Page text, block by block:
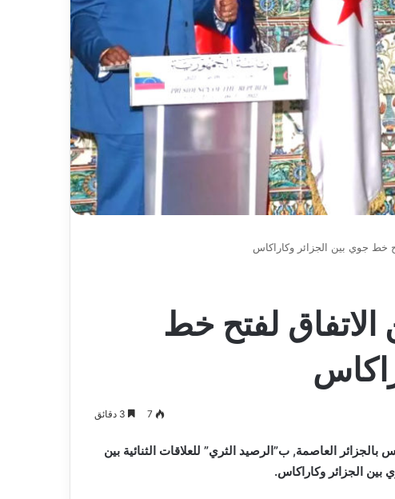
خط جوي بين الجزائر وكاراكاس
الاتفاق لفتح خط
7
العاصمة, ب”الرصيد الثري” للعلاقات الثنائية بين
بين الجزائر وكاراكاس.